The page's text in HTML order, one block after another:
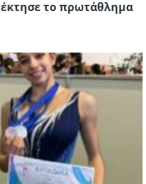
το πρωτάθλημα